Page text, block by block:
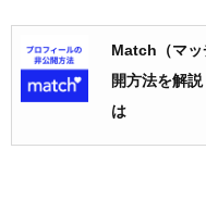
Match（マッ
開方法を解
は